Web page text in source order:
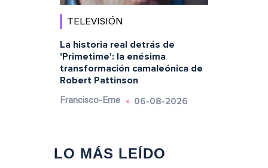
TELEVISIÓN
La historia real detrás de
'Primetime': la enésima
transformación camaleónica de
Robert Pattinson
Francisco-Eme 06-08-2026
LO MÁS LEÍDO